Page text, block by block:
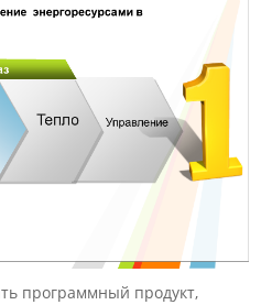
программный продукт,